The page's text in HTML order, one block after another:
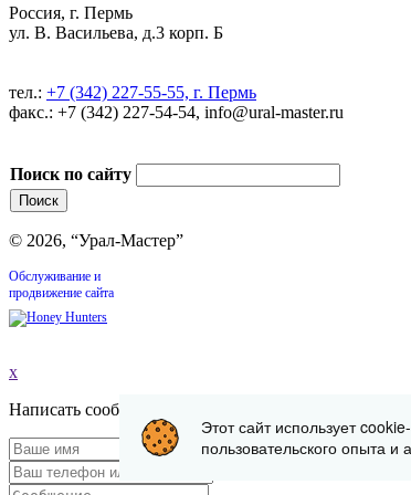
Россия, г. Пермь
ул. В. Васильева, д.3 корп. Б
тел.: +7 (342) 227-55-55, г. Пермь
факс.: +7 (342) 227-54-54, info@ural-master.ru
Поиск по сайту
© 2026, “Урал-Мастер”
Обслуживание и
продвижение сайта
x
Написать сообщение
Этот сайт использует
пользовательского опыта и